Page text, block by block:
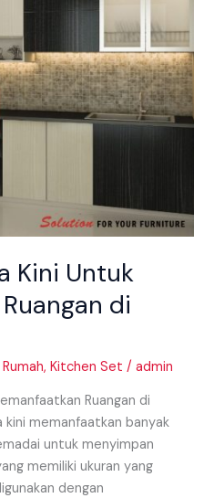
Kini Untuk
di
,Kitchen Set /admin
Ruangan di
kini memanfaatkan banyak
untuk menyimpan
memiliki ukuran yang
dengan